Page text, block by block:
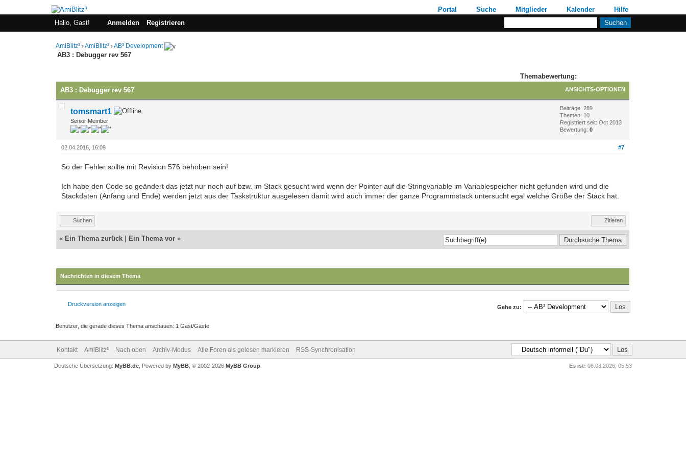
Portal Suche Mitglieder Kalender
Hilfe
Hallo, Gast!
Anmelden Registrieren
AmiBlitz³ ›AmiBlitz³ ›AB³ Development
AB3 : Debugger rev 567
Themabewertung:
ANSICHTS-OPTIONEN
AB3 : Debugger rev 567
tomsmart1
Senior Member
Beiträge: 289
Themen: 10
Registriert seit: Oct 2013
Bewertung:0
#7
02.04.2016, 16:09
So der Fehler sollte mit Revision 576 behoben sein!
Ich habe den Code so geändert das jetzt nur noch auf bzw. im Stack gesucht wird wenn der Pointer auf die Stringvariable im Variablespeicher nicht gefunden wird und die
Stackdaten (Anfang und Ende) werden jetzt aus der Taskstruktur ausgelesen damit wird auch immer der ganze Programmstack untersucht egal welche Größe der Stack hat.
Suchen Zitieren
« Ein Thema zurück Ein Thema vor »
Nachrichten in diesem Thema
Druckversion anzeigen Gehe zu:
Benutzer, die gerade dieses Thema anschauen: 1 Gast/Gäste
Kontakt AmiBlitz³ Nach oben Archiv-Modus Alle Foren als gelesen markieren RSS-Synchronisation
Es ist: 06.08.2026, 05:53
Deutsche Übersetzung: MyBB.de, Powered by MyBB, © 2002-2026 MyBB Group.